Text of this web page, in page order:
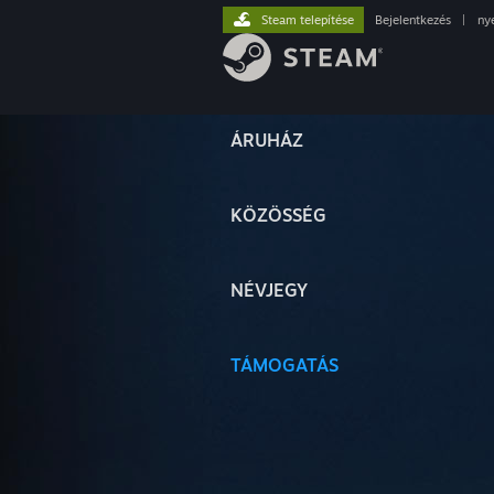
ÁRUHÁZ
KÖZÖSSÉG
NÉVJEGY
TÁMOGATÁS
Steam telepítése Bejelentkezés